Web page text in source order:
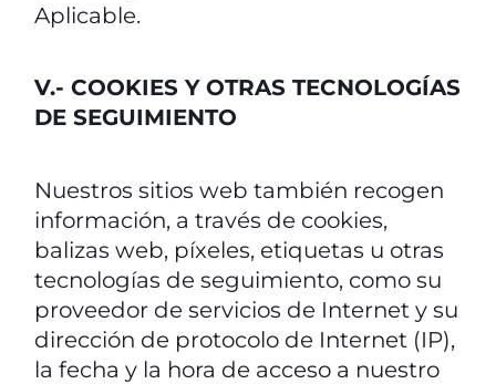
Aplicable.
V.- COOKIES Y OTRAS TECNOLOGÍAS
DE SEGUIMIENTO
Nuestros sitios web también recogen
información, a través de cookies,
balizas web, píxeles, etiquetas u otras
tecnologías de seguimiento, como su
proveedor de servicios de Internet y su
dirección de protocolo de Internet (IP),
la fecha y la hora de acceso a nuestro